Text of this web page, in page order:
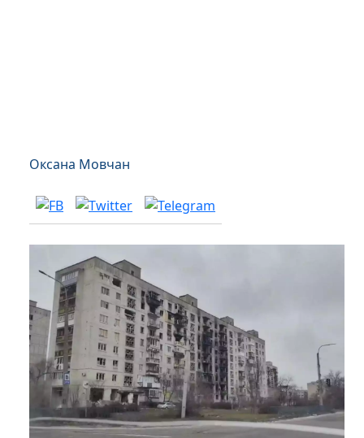
Оксана Мовчан